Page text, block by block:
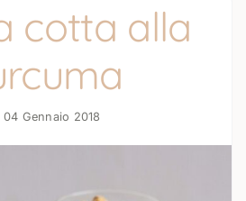
cotta alla
04 Gennaio 2018